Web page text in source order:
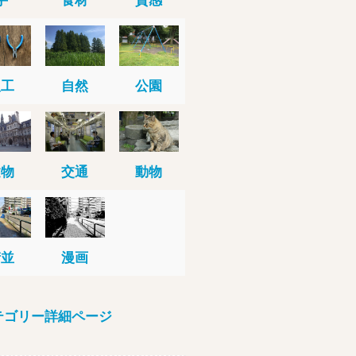
自然 公園
交通 動物
漫画
ゴリー詳細ページ